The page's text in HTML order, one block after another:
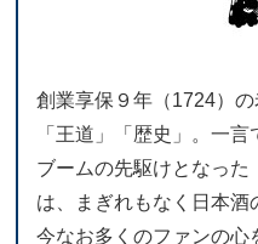
創業享保９年（1724）の
「王道」「歴史」。一
ブームの先駆けとなっ
は、まぎれもなく日本酒
今なお多くのファンの心